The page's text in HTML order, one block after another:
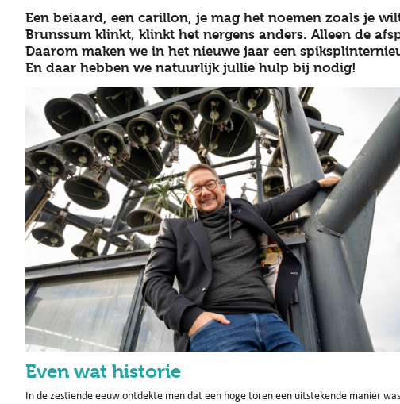
Een beiaard, een carillon, je mag het noemen zoals je
Brunssum klinkt, klinkt het nergens anders. Alleen de
Daarom maken we in het nieuwe jaar een
En daar hebben we natuurlijk jullie hulp bij nodig!
Even wat historie
In de zestiende eeuw ontdekte men dat een hoge toren een uitstekende manier